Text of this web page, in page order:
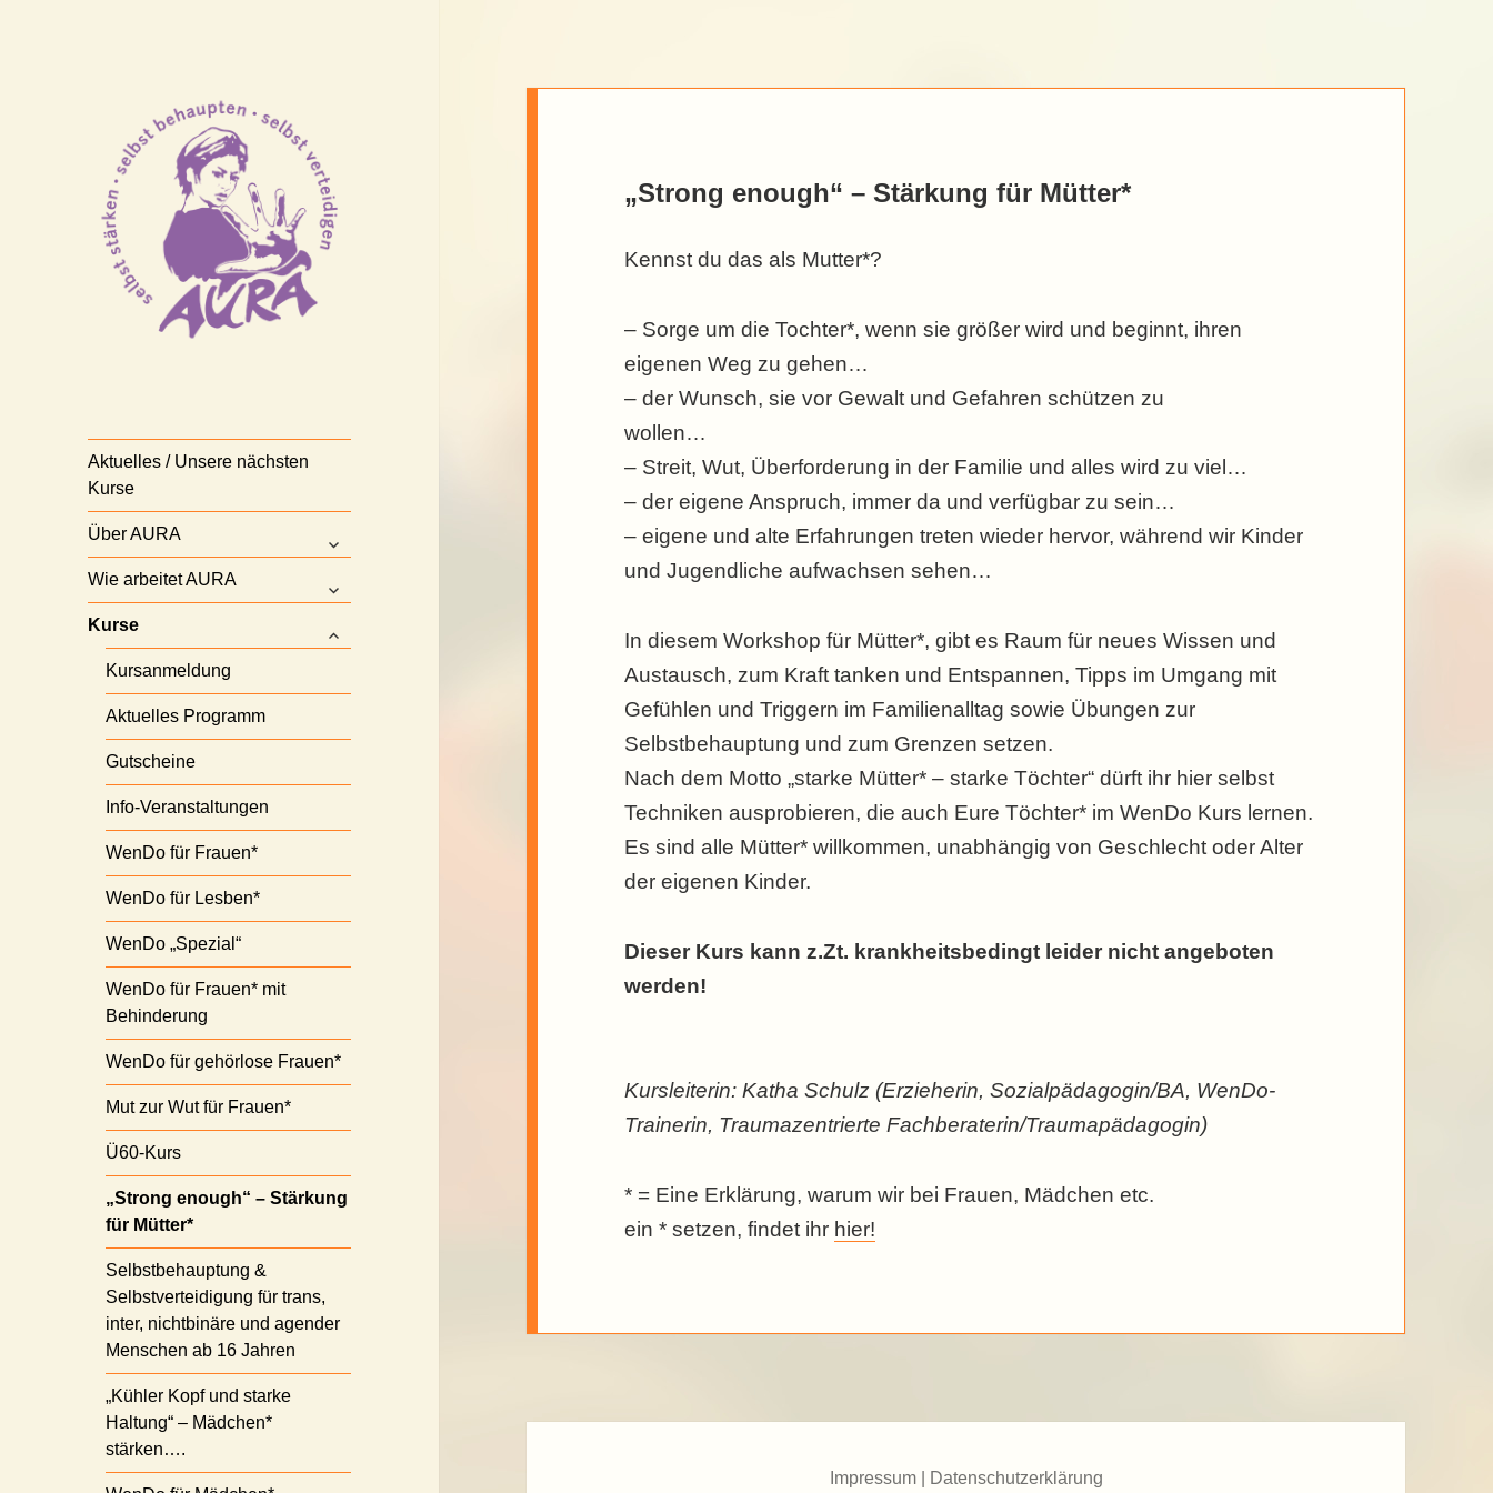
Aktuelles / Unsere nächsten
Kurse
Über AURA
anzeigen
Wie arbeitet AURA
anzeigen
Kurse
anzeigen
Kursanmeldung
Aktuelles Programm
Gutscheine
Info-Veranstaltungen
WenDo für Frauen*
WenDo für Lesben*
WenDo „Spezial“
WenDo für Frauen* mit
Behinderung
WenDo für gehörlose Frauen*
Mut zur Wut für Frauen*
Ü60-Kurs
„Strong enough“ – Stärkung
für Mütter*
Selbstbehauptung &
Selbstverteidigung für trans,
inter, nichtbinäre und agender
Menschen ab 16 Jahren
„Kühler Kopf und starke
Haltung“ – Mädchen*
stärken….
„Strong enough“ – Stärkung für Mütter*
Kennst du das als Mutter*?
– Sorge um die Tochter*, wenn sie größer wird und beginnt, ihren
eigenen Weg zu gehen…
– der Wunsch, sie vor Gewalt und Gefahren schützen zu
wollen…
– Streit, Wut, Überforderung in der Familie und alles wird zu viel…
– der eigene Anspruch, immer da und verfügbar zu sein…
– eigene und alte Erfahrungen treten wieder hervor, während wir Kinder
und Jugendliche aufwachsen sehen…
In diesem Workshop für Mütter*, gibt es Raum für neues Wissen und
Austausch, zum Kraft tanken und Entspannen, Tipps im Umgang mit
Gefühlen und Triggern im Familienalltag sowie Übungen zur
Selbstbehauptung und zum Grenzen setzen.
Nach dem Motto „starke Mütter* – starke Töchter“ dürft ihr hier selbst
Techniken ausprobieren, die auch Eure Töchter* im WenDo Kurs lernen.
Es sind alle Mütter* willkommen, unabhängig von Geschlecht oder Alter
der eigenen Kinder.
Dieser Kurs kann z.Zt. krankheitsbedingt leider nicht angeboten
werden!
Kursleiterin: Katha Schulz (Erzieherin, Sozialpädagogin/BA, WenDo-
Trainerin, Traumazentrierte Fachberaterin/Traumapädagogin)
* = Eine Erklärung, warum wir bei Frauen, Mädchen etc.
ein * setzen, findet ihr hier!
Impressum| Datenschutzerklärung